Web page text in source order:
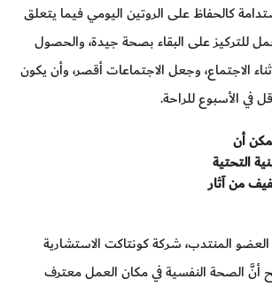
كالحفاظ على الروتين اليومي فيما يتعلق
للتركيز على البقاء بصحة جيدة، والحصول
الاجتماع، وجعل الاجتماعات أقصر، وأن يكون
في الأسبوع للراحة.
أن
التحتية
من آثار
المنتدب، شركة كونتاكت الاستشارية
أنَّ الصحة النفسية في مكان العمل معترف